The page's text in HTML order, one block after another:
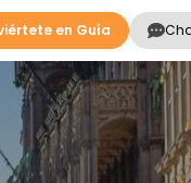
en Guía